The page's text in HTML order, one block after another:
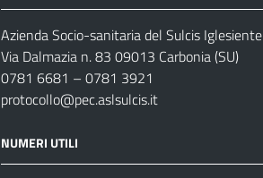
Azienda Socio-sanitaria del Sulcis Iglesiente
Via Dalmazia n. 83 09013 Carbonia (SU)
0781 6681 – 0781 3921
protocollo@pec.aslsulcis.it
NUMERI UTILI